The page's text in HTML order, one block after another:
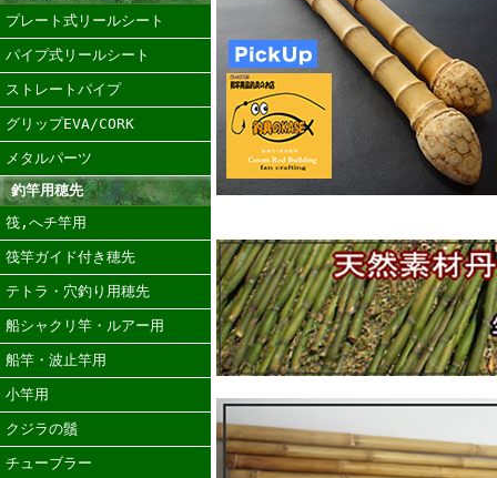
プレート式リールシート
パイプ式リールシート
ストレートパイプ
グリップEVA/CORK
メタルパーツ
釣竿用穂先
筏,へチ竿用
筏竿ガイド付き穂先
テトラ・穴釣り用穂先
船シャクリ竿・ルアー用
船竿・波止竿用
小竿用
クジラの鬚
チューブラー